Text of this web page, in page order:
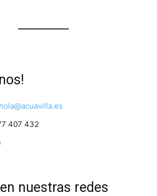
hola@acuavilla.es
407 432
nuestras redes